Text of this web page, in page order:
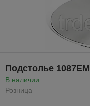
Подстолье 1087EM
В наличии
Розница